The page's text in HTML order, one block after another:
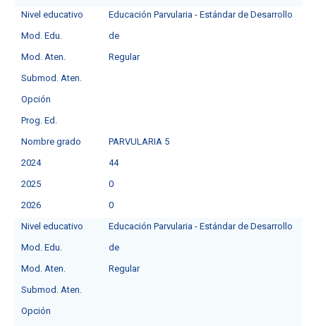
Nivel educativo
Educación Parvularia - Estándar de Desarrollo
Mod. Edu.
de
Mod. Aten.
Regular
Submod. Aten.
Opción
Prog. Ed.
Nombre grado
PARVULARIA 5
2024
44
2025
0
2026
0
Nivel educativo
Educación Parvularia - Estándar de Desarrollo
Mod. Edu.
de
Mod. Aten.
Regular
Submod. Aten.
Opción